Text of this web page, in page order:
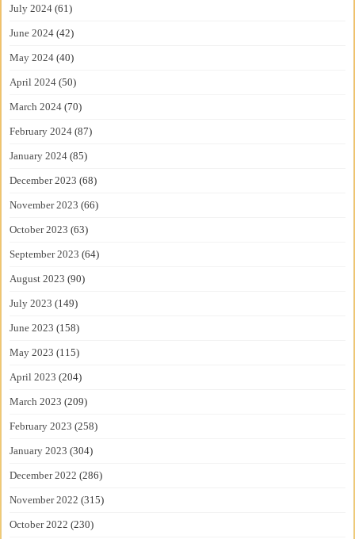
July 2024 (61)
June 2024 (42)
May 2024 (40)
April 2024 (50)
March 2024 (70)
February 2024 (87)
January 2024 (85)
December 2023 (68)
November 2023 (66)
October 2023 (63)
September 2023 (64)
August 2023 (90)
July 2023 (149)
June 2023 (158)
May 2023 (115)
April 2023 (204)
March 2023 (209)
February 2023 (258)
January 2023 (304)
December 2022 (286)
November 2022 (315)
October 2022 (230)